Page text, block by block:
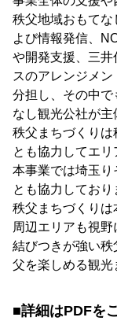
秩父地域おもて
よび情報発信、
や開発支援、三
スのアレンジメ
分担し、その中で
なし観光公社が
秩父まちづくり
とも協力してエリ
本事業では埼玉
とも協力しており
秩父まちづくりは
周辺エリアも視
結びつきが強い
父を楽しめる観光
■詳細はPDFを